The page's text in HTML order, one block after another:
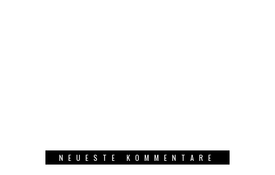
NEUESTE KOMMENTARE